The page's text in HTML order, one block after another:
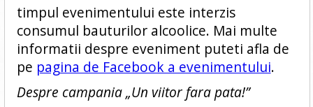
timpul evenimentului este interzis
consumul bauturilor alcoolice. Mai multe
informatii despre eveniment puteti afla de
pe pagina de Facebook a evenimentului.
Despre campania „Un viitor fara pata!”